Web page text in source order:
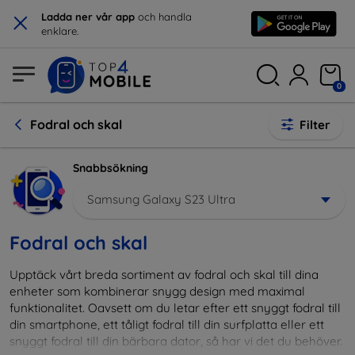
× Ladda ner vår app och handla
enklare.
0
Fodral och skal Filter
Snabbsökning
Samsung Galaxy S23 Ultra
Fodral och skal
Upptäck vårt breda sortiment av fodral och skal till dina
enheter som kombinerar snygg design med maximal
funktionalitet. Oavsett om du letar efter ett snyggt fodral till
din smartphone, ett tåligt fodral till din surfplatta eller ett
snyggt fodral till din bärbara dator, så har vi det du behöver.